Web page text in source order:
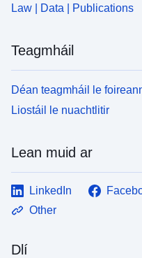
Law | Data | Publications
Teagmháil
Déan teagmháil le
Liostáil le nuachtlitir
Lean muid ar
LinkedIn
Other
Dlí